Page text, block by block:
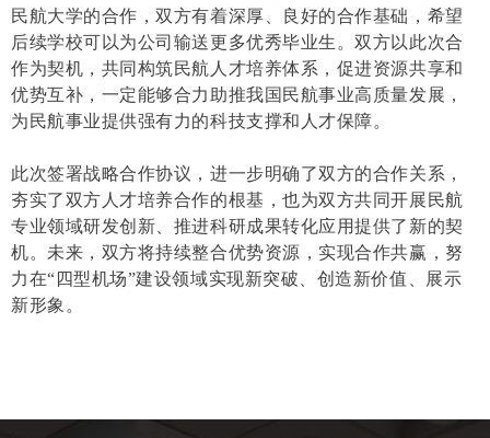
民航大学的合作，双方有着深厚、良好的合作基础，希望
后续学校可以为公司输送更多优秀毕业生。双方以此次合
作为契机，共同构筑民航人才培养体系，促进资源共享和
优势互补，一定能够合力助推我国民航事业高质量发展，
为民航事业提供强有力的科技支撑和人才保障。
此次签署战略合作协议，进一步明确了双方的合作关系，
夯实了双方人才培养合作的根基，也为双方共同开展民航
专业领域研发创新、推进科研成果转化应用提供了新的契
机。未来，双方将持续整合优势资源，实现合作共赢，努
力在“四型机场”建设领域实现新突破、创造新价值、展示
新形象。